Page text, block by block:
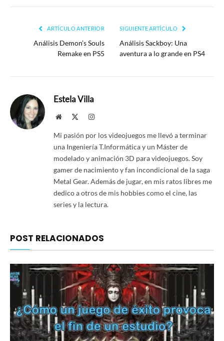
ARTÍCULO ANTERIOR
Análisis Demon’s Souls
Remake en PS5
SIGUIENTE ARTÍCULO
Análisis Sackboy: Una
aventura a lo grande en PS4
Estela Villa
Website Instagram
Mi pasión por los videojuegos me llevó a terminar
una Ingeniería T.Informática y un Máster de
modelado y animación 3D para videojuegos. Soy
gamer de nacimiento y fan incondicional de la saga
Metal Gear. Además de jugar, en mis ratos libres me
dedico a otros de mis hobbies como el cine, las
series y la lectura.
POST RELACIONADOS